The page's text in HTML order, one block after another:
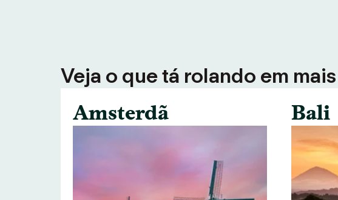
Veja o que tá rolando em
Amsterdã
Bali